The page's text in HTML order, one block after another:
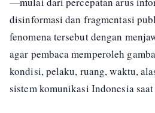
disinformasi dan fragmentasi
fenomena tersebut dengan
agar pembaca memperoleh
kondisi, pelaku, ruang, waktu,
sistem komunikasi Indonesia